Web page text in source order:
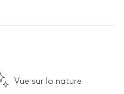
Vue sur la nature